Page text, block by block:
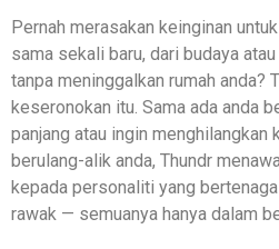
Pernah merasakan keinginan
sama sekali baru, dari budaya
tanpa meninggalkan rumah anda?
keseronokan itu. Sama ada anda
panjang atau ingin menghilangkan
berulang-alik anda, Thundr
kepada personaliti yang
rawak — semuanya hanya dalam